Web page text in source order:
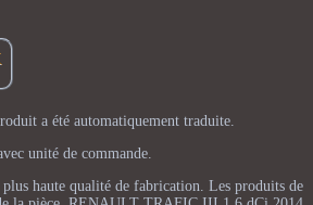
a été automatiquement traduite.
unité de commande.
haute qualité de fabrication. Les produits de